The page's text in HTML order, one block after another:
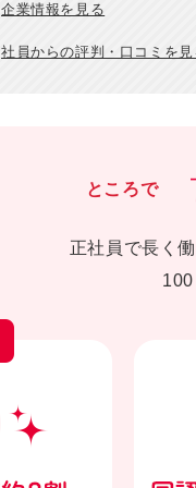
企業情報を見る
社員からの評判・口コミを見
ところで
正社員で長く
100